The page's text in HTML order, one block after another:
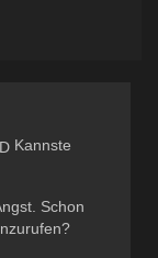
Kannste
Schon